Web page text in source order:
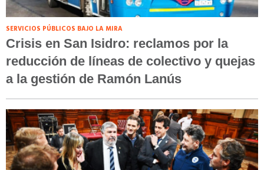
SERVICIOS PÚBLICOS BAJO LA MIRA
Crisis en San Isidro: reclamos por la
reducción de líneas de colectivo y quejas
a la gestión de Ramón Lanús